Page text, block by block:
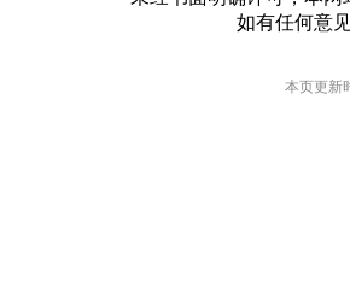
如有任何意
本页更新